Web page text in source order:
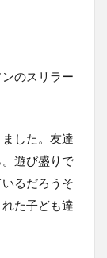
のスリラー
した。友達
遊び盛りで
るだろうそ
た子ども達